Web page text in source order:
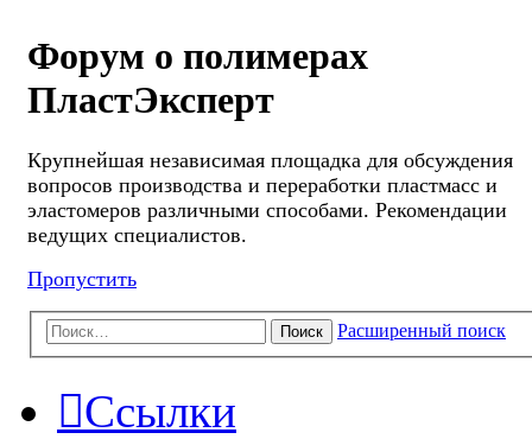
Форум о полимерах
ПластЭксперт
Крупнейшая независимая площадка для обсуждения
вопросов производства и переработки пластмасс и
эластомеров различными способами. Рекомендации
ведущих специалистов.
Пропустить
Поиск Расширенный поиск
Ссылки